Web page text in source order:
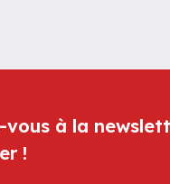
vous à la
!